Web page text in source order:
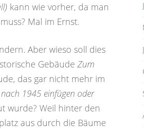
kann wie vorher, da man
Mal im Ernst.
Aber wieso soll dies
Gebäude Zum
das gar nicht mehr im
1945 einfügen oder
wurde? Weil hinter den
aus durch die Bäume